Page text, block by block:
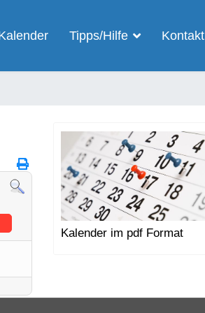
Tipps/Hilfe Kontakt
Kalender im pdf Format